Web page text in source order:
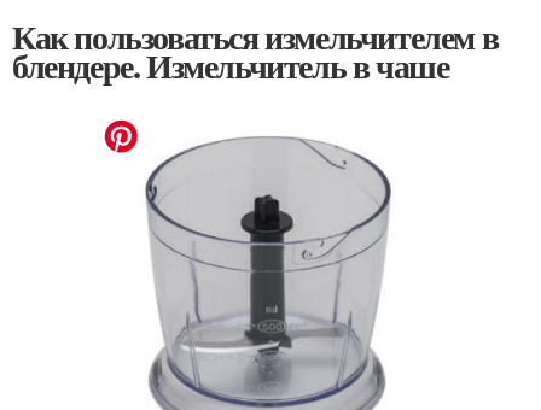
Как пользоваться измельчителем в
блендере. Измельчитель в чаше